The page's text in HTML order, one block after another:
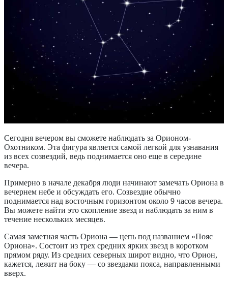
Сегодня вечером вы сможете наблюдать за Орионом-
Охотником. Эта фигура является самой легкой для узнавания
из всех созвездий, ведь поднимается оно еще в середине
вечера.
Примерно в начале декабря люди начинают замечать Ориона в
вечернем небе и обсуждать его. Созвездие обычно
поднимается над восточным горизонтом около 9 часов вечера.
Вы можете найти это скопление звезд и наблюдать за ним в
течение нескольких месяцев.
Самая заметная часть Ориона — цепь под названием «Пояс
Ориона». Состоит из трех средних ярких звезд в коротком
прямом ряду. Из средних северных широт видно, что Орион,
кажется, лежит на боку — со звездами пояса, направленными
вверх.